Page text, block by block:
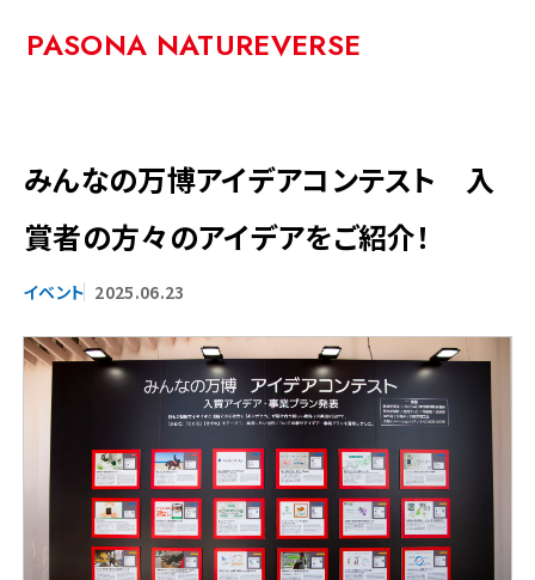
PASONA NATUREVERSE
みんなの万博アイデアコンテスト 入
賞者の方々のアイデアをご紹介！
2025.06.23